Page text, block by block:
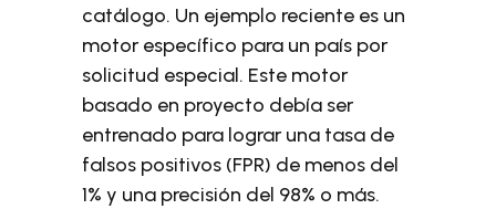
catálogo. Un ejemplo reciente es un
motor específico para un país por
solicitud especial. Este motor
basado en proyecto debía ser
entrenado para lograr una tasa de
falsos positivos (FPR) de menos del
1% y una precisión del 98% o más.